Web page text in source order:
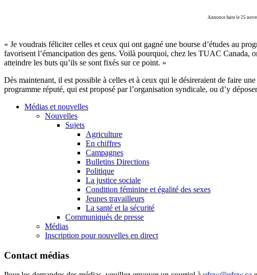
Annonce faite le 25
« Je voudrais féliciter celles et ceux qui ont gagné une bourse d’études au
favorisent l’émancipation des gens. Voilà pourquoi, chez les TUAC Canada,
atteindre les buts qu’ils se sont fixés sur ce point. »
Dès maintenant, il est possible à celles et à ceux qui le désireraient de faire
programme réputé, qui est proposé par l’organisation syndicale, ou d’y
Médias et nouvelles
Nouvelles
Sujets
Agriculture
En chiffres
Campagnes
Bulletins Directions
Politique
La justice sociale
Condition féminine et égalité des sexes
Jeunes travailleurs
La santé et la sécurité
Communiqués de presse
Médias
Inscription pour nouvelles en direct
Contact médias